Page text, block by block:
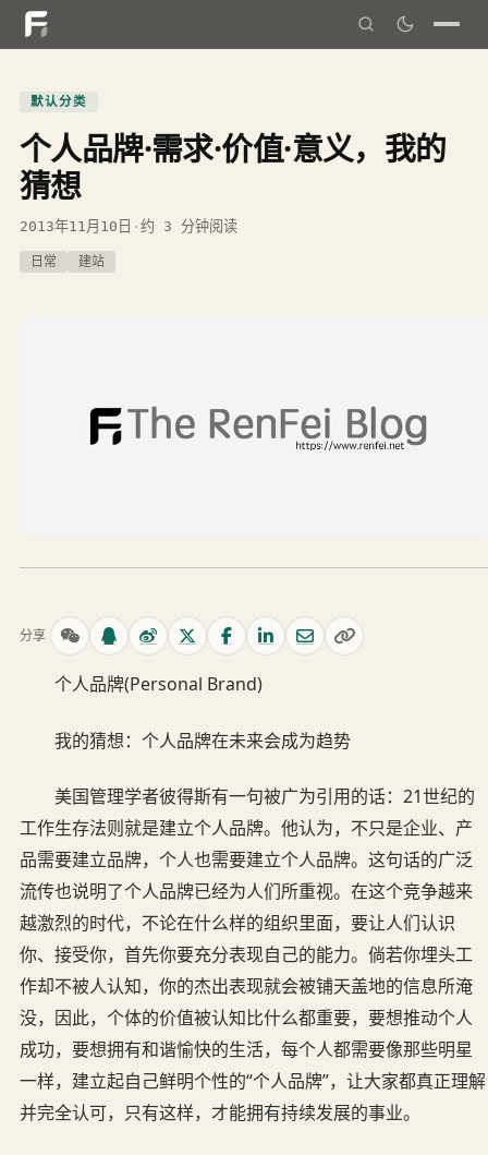
默认分类
个人品牌·需求·价值·意义，我的
猜想
2013年11月10日 · 约 3 分钟阅读
日常 建站
分享
个人品牌(Personal Brand)
我的猜想：个人品牌在未来会成为趋势
美国管理学者彼得斯有一句被广为引用的话：21世纪的
工作生存法则就是建立个人品牌。他认为，不只是企业、产
品需要建立品牌，个人也需要建立个人品牌。这句话的广泛
流传也说明了个人品牌已经为人们所重视。在这个竞争越来
越激烈的时代，不论在什么样的组织里面，要让人们认识
你、接受你，首先你要充分表现自己的能力。倘若你埋头工
作却不被人认知，你的杰出表现就会被铺天盖地的信息所淹
没，因此，个体的价值被认知比什么都重要，要想推动个人
成功，要想拥有和谐愉快的生活，每个人都需要像那些明星
一样，建立起自己鲜明个性的“个人品牌”，让大家都真正理解
并完全认可，只有这样，才能拥有持续发展的事业。